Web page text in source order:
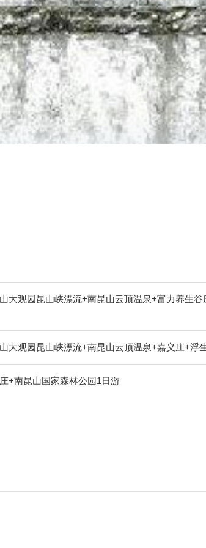
大观园昆山峡漂流+南昆山云顶温泉+富力养生
大观园昆山峡漂流+南昆山云顶温泉+嘉义庄+浮
+南昆山国家森林公园1日游